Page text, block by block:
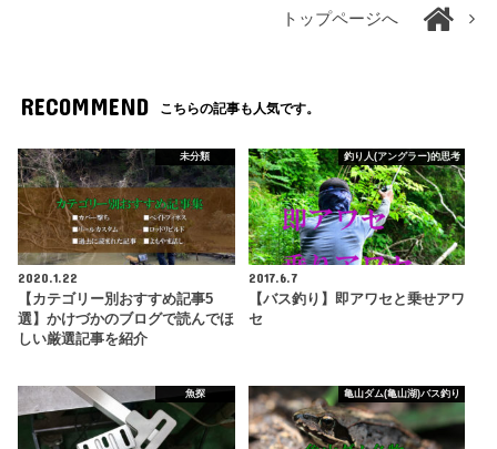
トップページへ
RECOMMEND こちらの記事も人気です。
未分類
2020.1.22
【カテゴリー別おすすめ記事5
選】かけづかのブログで読んでほ
しい厳選記事を紹介
釣り人(アングラー)的思考
2017.6.7
【バス釣り】即アワセと乗せアワ
セ
魚探 亀山ダム(亀山湖)バス釣り